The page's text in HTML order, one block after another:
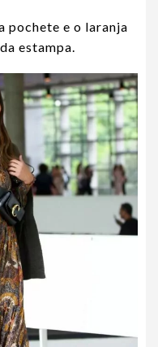
pochete e o laranja
estampa.